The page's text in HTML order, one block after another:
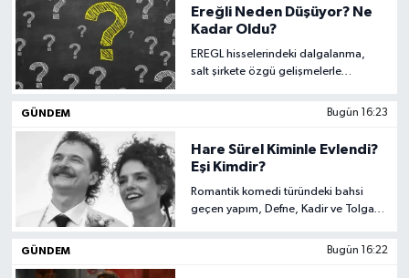
Ereğli Neden Düşüyor? Ne
Kadar Oldu?
EREGL hisselerindeki dalgalanma,
salt şirkete özgü gelişmelerle
fazlası, Çin kaynaklı rekabet ve
Türkiye'nin en köklü sanayi
devlerinden birini değerlendirirken
yalnızca iç piyasaya odaklanmak
GÜNDEM Bugün 16:23
Hare Sürel Kiminle Evlendi?
Eşi Kimdir?
Romantik komedi türündeki bahsi
geçen yapım, Defne, Kadir ve Tolga
bölümün akabinde tanıtımlar kısa
GÜNDEM Bugün 16:22
DEVREK
DÜZCE
GÖKÇEBEY
KARABÜK